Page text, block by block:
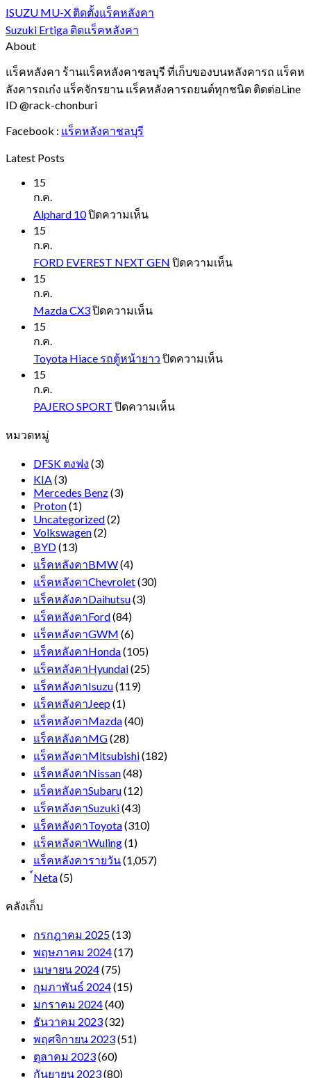
ISUZU MU-X ติดตั้งแร็คหลังคา
Suzuki Ertiga ติดแร็คหลังคา
About
แร็คหลังคา ร้านแร็คหลังคาชลบุรี ที่เก็บของบนหลังคารถ แร็คห
ลังคารถเก๋ง แร็คจักรยาน แร็คหลังคารถยนต์ทุกชนิด ติดต่อLine
ID @rack-chonburi
Facebook : แร็คหลังคาชลบุรี
Latest Posts
15
ก.ค.
Alphard 10ปิดความเห็นบน
15
ก.ค.
FORD EVEREST NEXT GEN ปิดความเห็นบน
15
ก.ค.
Mazda CX3ปิดความเห็นบน
15
ก.ค.
Toyota Hiace รถตู้หน้ายาว ปิดความเห็นบน
15
ก.ค.
PAJERO SPORT ปิดความเห็นบน
หมวดหมู่
DFSK ตงฟง (3)
KIA(3)
Mercedes Benz(3)
Proton(1)
Uncategorized(2)
Volkswagen(2)
ฺBYD(13)
แร็คหลังคาBMW(4)
แร็คหลังคาChevrolet(30)
แร็คหลังคาDaihutsu(3)
แร็คหลังคาFord(84)
แร็คหลังคาGWM (6)
แร็คหลังคาHonda(105)
แร็คหลังคาHyundai(25)
แร็คหลังคาIsuzu(119)
แร็คหลังคาJeep(1)
แร็คหลังคาMazda(40)
แร็คหลังคาMG(28)
แร็คหลังคาMitsubishi(182)
แร็คหลังคาNissan(48)
แร็คหลังคาSubaru(12)
แร็คหลังคาSuzuki(43)
แร็คหลังคาToyota(310)
แร็คหลังคาWuling(1)
แร็คหลังคารายวัน(1,057)
์Neta(5)
คลังเก็บ
กรกฎาคม 2025(13)
พฤษภาคม 2024(17)
เมษายน 2024(75)
กุมภาพันธ์ 2024(15)
มกราคม 2024(40)
ธันวาคม 2023(32)
พฤศจิกายน 2023(51)
ตุลาคม 2023(60)
กันยายน 2023(80)